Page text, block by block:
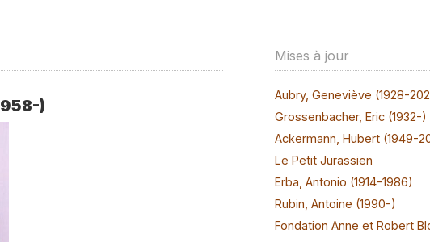
)
Mises à jour
Aubry, Geneviève (1928-
Grossenbacher, Eric (1932-)
Ackermann, Hubert (1949-
Le Petit Jurassien
Erba, Antonio (1914-1986)
Rubin, Antoine (1990-)
Fondation Anne et Robert